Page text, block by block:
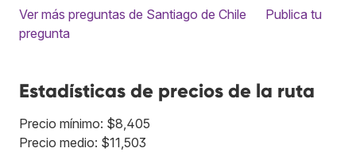
Ver más preguntas de Santiago de Chile
Publica tu
pregunta
Estadísticas de precios de la ruta
Precio mínimo: $8,405
Precio medio: $11,503